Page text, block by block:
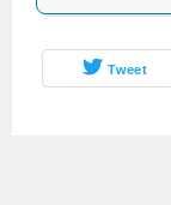
Tweet